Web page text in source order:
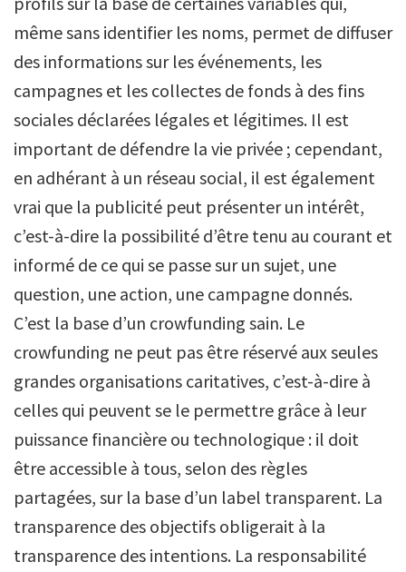
même sans identifier les noms, permet de diffuser
des informations sur les événements, les
campagnes et les collectes de fonds à des fins
sociales déclarées légales et légitimes. Il est
important de défendre la vie privée ; cependant,
en adhérant à un réseau social, il est également
vrai que la publicité peut présenter un intérêt,
c’est-à-dire la possibilité d’être tenu au courant et
informé de ce qui se passe sur un sujet, une
question, une action, une campagne donnés.
C’est la base d’un crowfunding sain. Le
crowfunding ne peut pas être réservé aux seules
grandes organisations caritatives, c’est-à-dire à
celles qui peuvent se le permettre grâce à leur
puissance financière ou technologique : il doit
être accessible à tous, selon des règles
partagées, sur la base d’un label transparent. La
transparence des objectifs obligerait à la
transparence des intentions. La responsabilité